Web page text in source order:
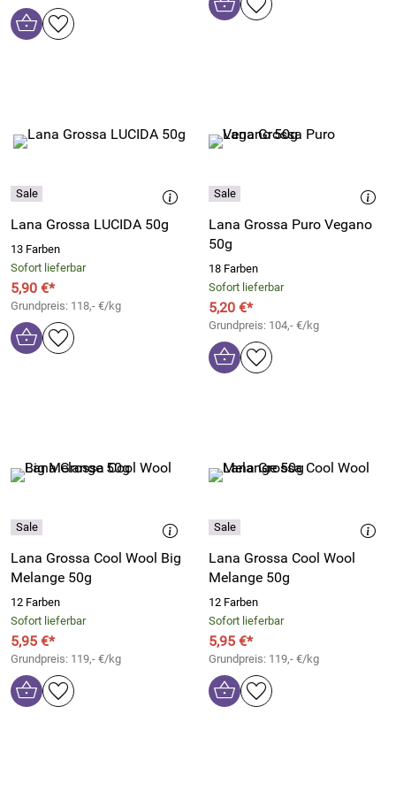
Lana Grossa LUCIDA 50g
13 Farben
Sofort lieferbar
5,90 €*
Grundpreis: 118,- €/kg
Lana Grossa Puro Vegano
50g
18 Farben
Sofort lieferbar
5,20 €*
Grundpreis: 104,- €/kg
Lana Grossa Cool Wool Big
Melange 50g
12 Farben
Sofort lieferbar
5,95 €*
Grundpreis: 119,- €/kg
Lana Grossa Cool Wool
Melange 50g
12 Farben
Sofort lieferbar
5,95 €*
Grundpreis: 119,- €/kg